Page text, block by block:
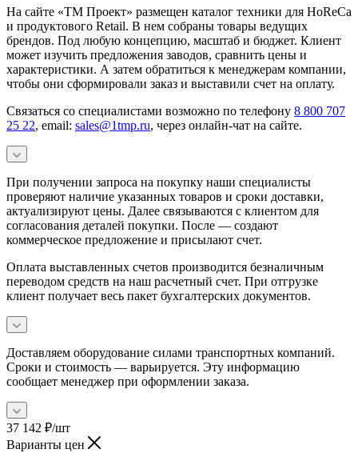
На сайте «ТМ Проект» размещен каталог техники для HoReCa
и продуктового Retail. В нем собраны товары ведущих
брендов. Под любую концепцию, масштаб и бюджет. Клиент
может изучить предложения заводов, сравнить цены и
характеристики. А затем обратиться к менеджерам компании,
чтобы они сформировали заказ и выставили счет на оплату.
Связаться со специалистами возможно по телефону 8 800 707
25 22, email: sales@1tmp.ru, через онлайн-чат на сайте.
При получении запроса на покупку наши специалисты
проверяют наличие указанных товаров и сроки доставки,
актуализируют цены. Далее связываются с клиентом для
согласования деталей покупки. После — создают
коммерческое предложение и присылают счет.
Оплата выставленных счетов производится безналичным
переводом средств на наш расчетный счет. При отгрузке
клиент получает весь пакет бухгалтерских документов.
Доставляем оборудование силами транспортных компаний.
Сроки и стоимость — варьируется. Эту информацию
сообщает менеджер при оформлении заказа.
37 142 ₽/шт
Варианты цен